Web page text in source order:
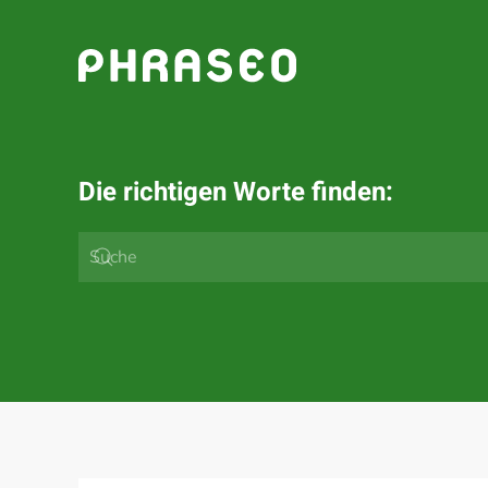
Zum Hauptinhalt springen
Die richtigen Worte finden: